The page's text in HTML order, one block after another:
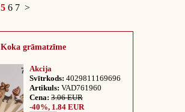
5 6 7 >
Koka grāmatzīme
Akcija
Svītrkods: 4029811169696
Artikuls: VAD761960
Cena: 3.06 EUR
-40%, 1.84 EUR